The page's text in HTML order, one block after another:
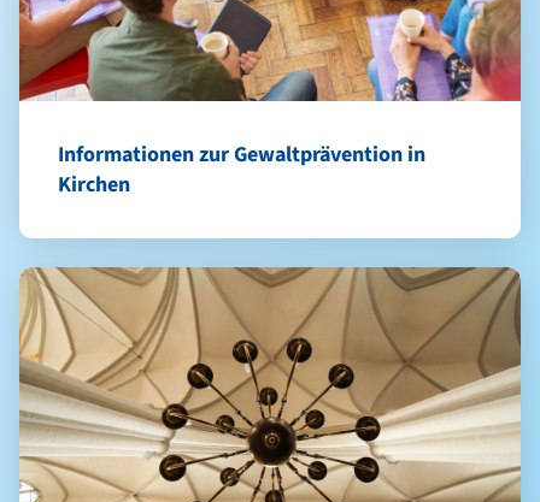
Informationen zur Gewaltprävention in
Kirchen